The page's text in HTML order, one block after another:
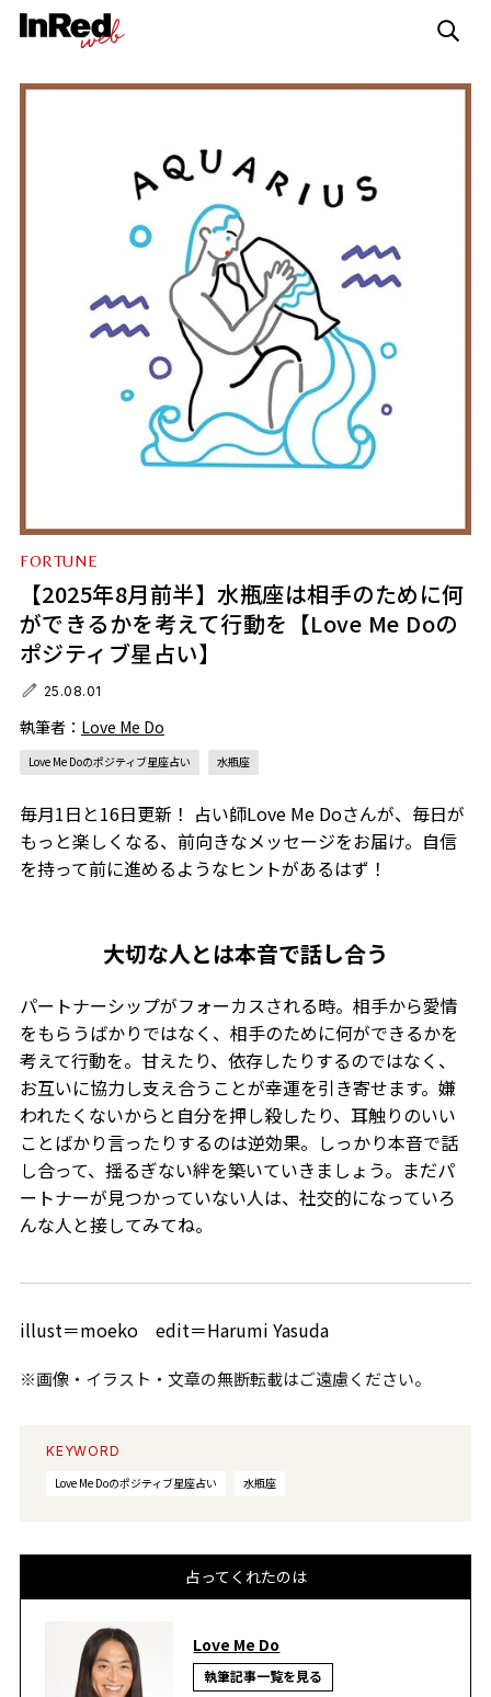
FORTUNE
【2025年8月前半】水瓶座は相手のために何
ができるかを考えて行動を【Love Me Doの
ポジティブ星占い】
25.08.01
執筆者： Love Me Do
Love Me Doのポジティブ星座占い 水瓶座
毎月1日と16日更新！ 占い師Love Me Doさんが、毎日が
もっと楽しくなる、前向きなメッセージをお届け。自信
を持って前に進めるようなヒントがあるはず！
大切な人とは本音で話し合う
パートナーシップがフォーカスされる時。相手から愛情
をもらうばかりではなく、相手のために何ができるかを
考えて行動を。甘えたり、依存したりするのではなく、
お互いに協力し支え合うことが幸運を引き寄せます。嫌
われたくないからと自分を押し殺したり、耳触りのいい
ことばかり言ったりするのは逆効果。しっかり本音で話
し合って、揺るぎない絆を築いていきましょう。まだパ
ートナーが見つかっていない人は、社交的になっていろ
んな人と接してみてね。
illust＝moeko edit＝Harumi Yasuda
※画像・イラスト・文章の無断転載はご遠慮ください。
KEYWORD
Love Me Doのポジティブ星座占い
水瓶座
占ってくれたのは
Love Me Do
執筆記事一覧を見る